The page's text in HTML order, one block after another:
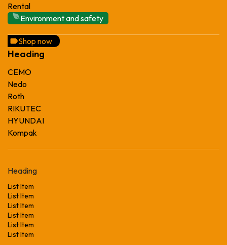
Rental
Environment and safety
Shop now
Heading
CEMO
Nedo
Roth
RIKUTEC
HYUNDAI
Kompak
Heading
List Item
List Item
List Item
List Item
List Item
List Item